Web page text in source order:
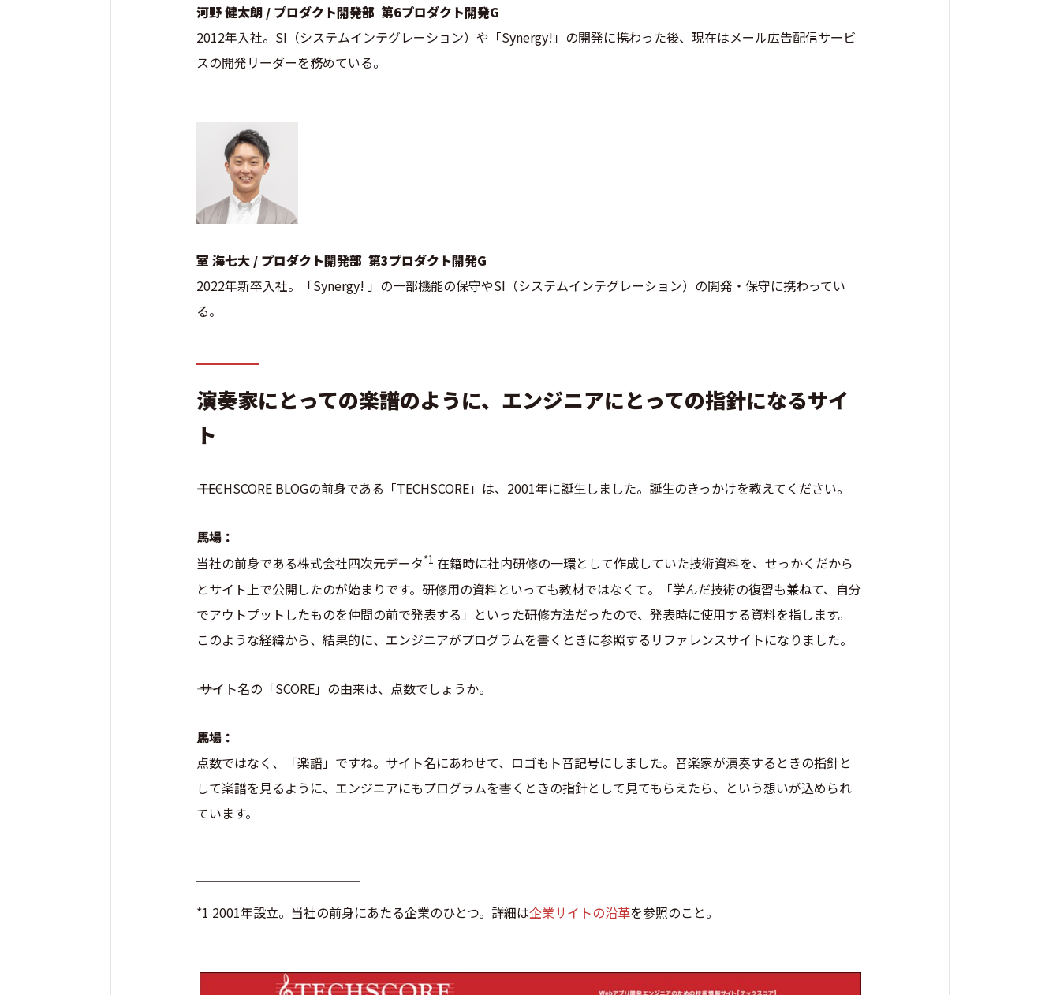
河野 健太朗 / プロダクト開発部 第6プロダクト開発G
2012年入社。SI（システムインテグレーション）や「Synergy!」の開発に携わった後、現在はメール広告配信サービ
スの開発リーダーを務めている。
室 海七大 / プロダクト開発部 第3プロダクト開発G
2022年新卒入社。「Synergy! 」の一部機能の保守やSI（システムインテグレーション）の開発・保守に携わってい
る。
演奏家にとっての楽譜のように、エンジニアにとっての指針になるサイ
ト
―― TECHSCORE BLOGの前身である「TECHSCORE」は、2001年に誕生しました。誕生のきっかけを教えてください。
馬場：
当社の前身である株式会社四次元データ*1 在籍時に社内研修の一環として作成していた技術資料を、せっかくだから
とサイト上で公開したのが始まりです。研修用の資料といっても教材ではなくて。「学んだ技術の復習も兼ねて、自分
でアウトプットしたものを仲間の前で発表する」といった研修方法だったので、発表時に使用する資料を指します。
このような経緯から、結果的に、エンジニアがプログラムを書くときに参照するリファレンスサイトになりました。
―― サイト名の「SCORE」の由来は、点数でしょうか。
馬場：
点数ではなく、「楽譜」ですね。サイト名にあわせて、ロゴもト音記号にしました。音楽家が演奏するときの指針と
して楽譜を見るように、エンジニアにもプログラムを書くときの指針として見てもらえたら、という想いが込められ
ています。
￣￣￣￣￣￣￣￣￣￣￣￣￣
*1 2001年設立。当社の前身にあたる企業のひとつ。詳細は企業サイトの沿革を参照のこと。